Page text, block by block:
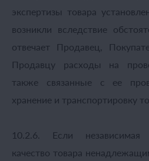
экспертизы товара
возникли вследствие
отвечает Продавец,
Продавцу расходы на
также связанные с ее
хранение и транспортировку
10.2.6. Если независимая
качество товара